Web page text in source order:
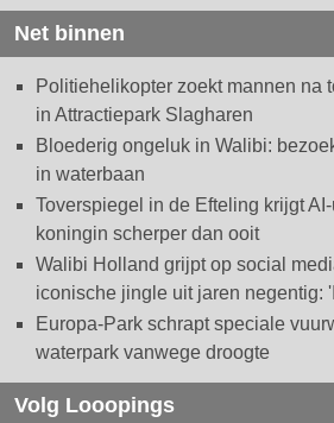
Net binnen
Politiehelikopter zoekt mannen na
in Attractiepark Slagharen
Bloederig ongeluk in Walibi:
in waterbaan
Toverspiegel in de Efteling krijgt
koningin scherper dan ooit
Walibi Holland grijpt op social
iconische jingle uit jaren negentig:
Europa-Park schrapt speciale
waterpark vanwege droogte
Volg Looopings